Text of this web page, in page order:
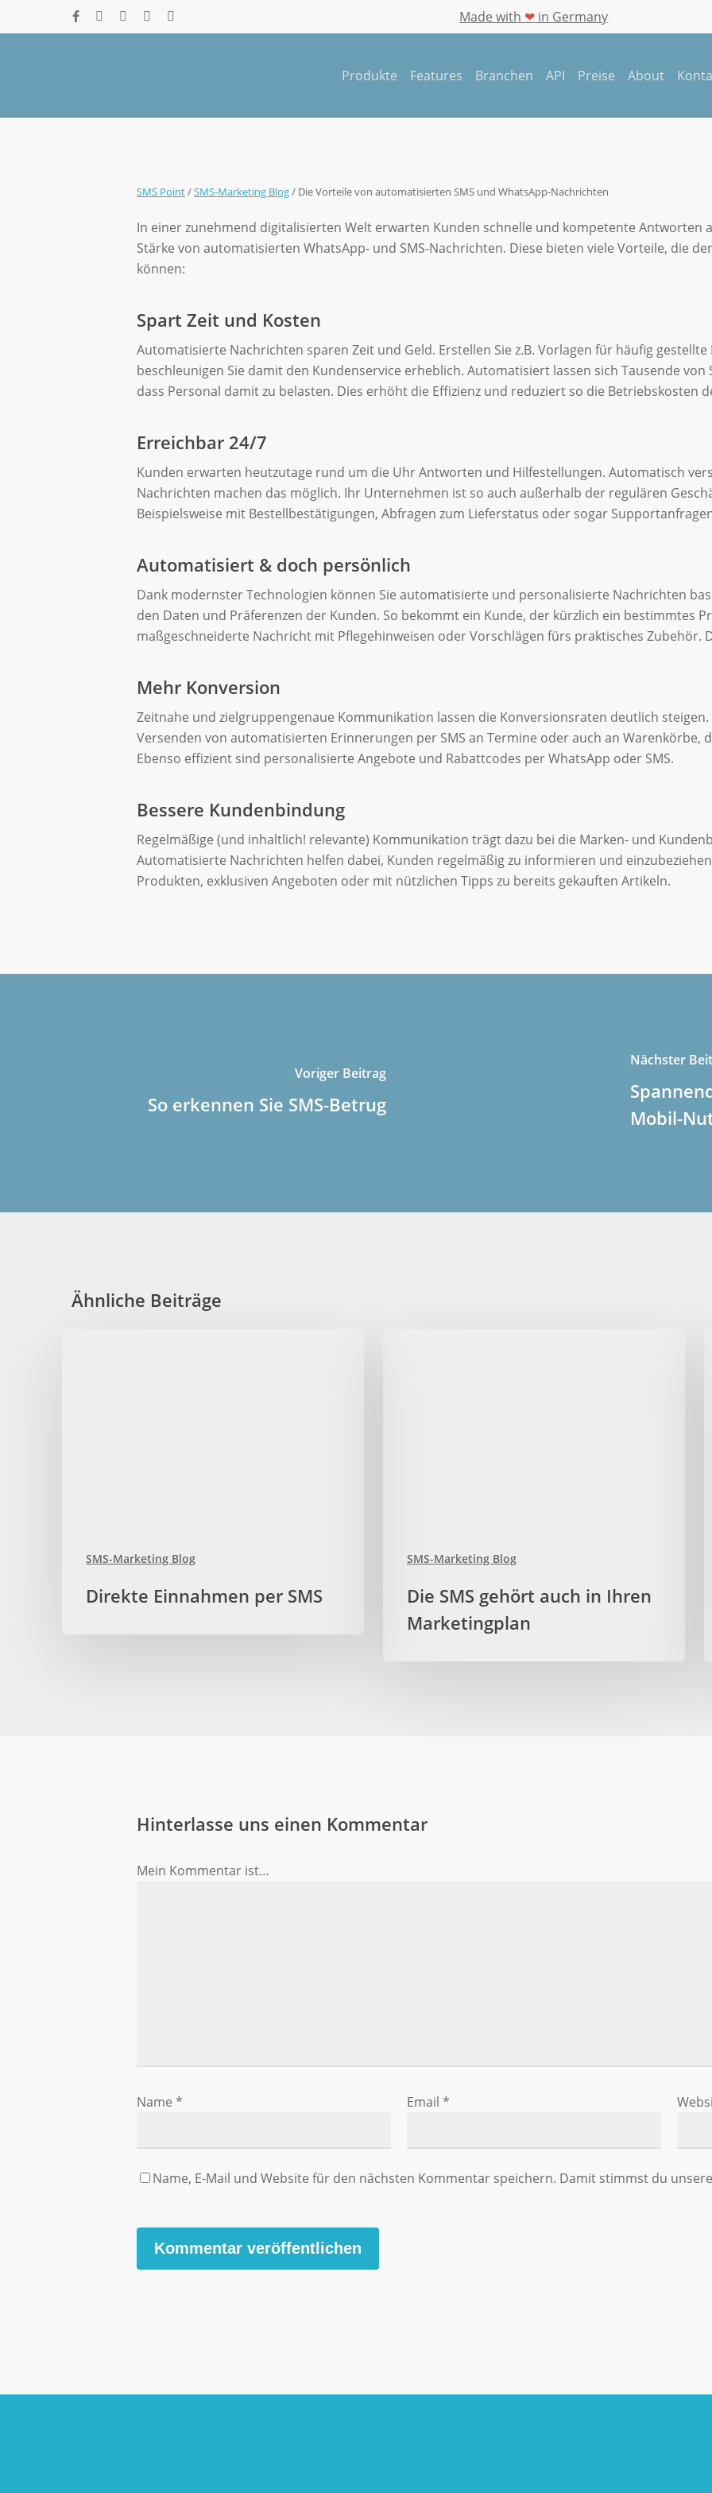
to
facebook
Made with ❤ in Germany
Drücke Enter zum Suchen oder ESC zum Schließen
Produkte Features Branchen API Preise About Konta
SMS-Marketing Blog
Die Vorteile von
SMS Point/SMS-Marketing Blog/ Die Vorteile von automatisierten SMS und WhatsApp-Nachrichten
In einer zunehmend digitalisierten Welt erwarten Kunden schnelle und kompetente Antworten
Stärke von automatisierten WhatsApp- und SMS-Nachrichten. Diese bieten viele Vorteile, die
können:
Spart Zeit und Kosten
Automatisierte Nachrichten sparen Zeit und Geld. Erstellen Sie z.B. Vorlagen für häufig
beschleunigen Sie damit den Kundenservice erheblich. Automatisiert lassen sich Tausende von
dass Personal damit zu belasten. Dies erhöht die Effizienz und reduziert so die Betriebskosten
Erreichbar 24/7
Kunden erwarten heutzutage rund um die Uhr Antworten und Hilfestellungen. Automatisch
Nachrichten machen das möglich. Ihr Unternehmen ist so auch außerhalb der regulären
Beispielsweise mit Bestellbestätigungen, Abfragen zum Lieferstatus oder sogar
Automatisiert & doch persönlich
Dank modernster Technologien können Sie automatisierte und personalisierte Nachrichten
den Daten und Präferenzen der Kunden. So bekommt ein Kunde, der kürzlich ein bestimmtes
maßgeschneiderte Nachricht mit Pflegehinweisen oder Vorschlägen fürs praktisches Zubehör.
Mehr Konversion
Zeitnahe und zielgruppengenaue Kommunikation lassen die Konversionsraten deutlich steigen.
Versenden von automatisierten Erinnerungen per SMS an Termine oder auch an Warenkörbe,
Ebenso effizient sind personalisierte Angebote und Rabattcodes per WhatsApp oder SMS.
Bessere Kundenbindung
Regelmäßige (und inhaltlich! relevante) Kommunikation trägt dazu bei die Marken- und
Automatisierte Nachrichten helfen dabei, Kunden regelmäßig zu informieren und
Produkten, exklusiven Angeboten oder mit nützlichen Tipps zu bereits gekauften Artikeln.
Voriger Beitrag
So erkennen Sie SMS-Betrug
Nächster
Mobil-
Ähnliche Beiträge
SMS-Marketing Blog
Einnahmen
Direkte Einnahmen per SMS
SMS-Marketing Blog
gehört
Die SMS gehört auch in Ihren
Marketingplan
Hinterlasse uns einen Kommentar
Mein Kommentar ist…
Name * Email *
Name, E-Mail und Website für den nächsten Kommentar speichern. Damit stimmst du